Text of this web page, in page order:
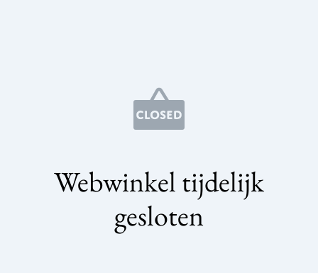
Webwinkel tijdelijk
gesloten